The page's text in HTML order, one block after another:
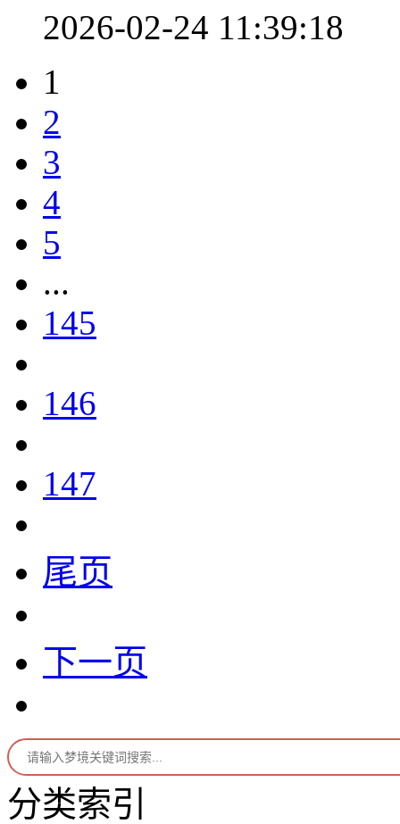
2026-02-24 11:39:18
1
2
3
4
5
...
145
146
147
尾页
下一页
分类索引